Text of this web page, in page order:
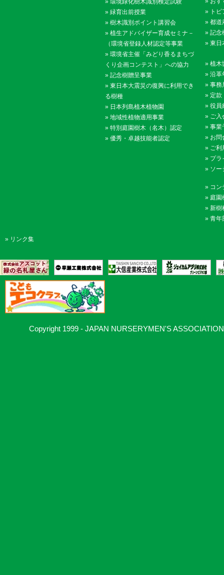
個人情報を開示する場合には、当協会と同様の水準で個
を徹底するよう契約により義務付け、これを実施させる
6．情報セキュリティの確保・向上
当協会は、個人情報の漏洩・紛失・改ざんなどを防止す
報セキュリティの確保・向上に努めます。
当協会は、すべての会員および役職員等に対し、個人情
解し、個人情報を適切に取り扱うよう教育・啓発を行いま
8．個人情報の開示・訂正などへの対応
当協会は、ご自身の個人情報の開示や訂正などを希望さ
いただいた方がご本人であることを確認させていただい
間、範囲、及び方法で対応させていただきます。開示の
当協会は、個人情報保護に関連する法令、その他の規
に、社会環境の変化に応じて、個人情報保護の取り組み
当協会の個人情報の取り扱いに関するお問い合わせは日
でご連絡ください。
一般社団法人日本植木協会
» 緑育出前授業
» 樹木識別ポイント講習会
» 植生アドバイザー育成セミナ－
（環境省登録人材認定等事業
» 環境省主催「みどり香るまちづ
くり企画コンテスト」への協力
» 記念樹贈呈事業
» 東日本大震災の復興に利用でき
る樹種
» 日本列島植木植物園
» 地域性植物適用事業
» 特別庭園樹木（名木）認定
» 優秀・卓越技能者認定
» ト
» 都道
» 記念
» 東日
» 植木
» 沿革
» 事務
» 定款
» 役員
» ご入
» 事業
» お問
» ご利
» プラ
» ソー
» コン
» 庭園
» 新樹
» 青年
» リンク集
Copyright 1999 - JAPAN NURSERYMEN'S